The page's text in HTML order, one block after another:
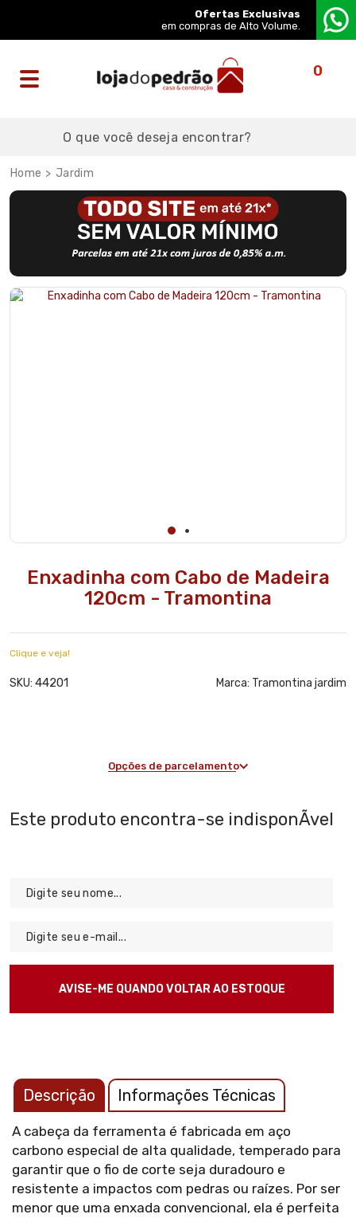
Ofertas Exclusivas
em compras de Alto Volume.
0
Jardim
Enxadinha com Cabo de Madeira
120cm - Tramontina
Clique e veja!
SKU: 44201 Marca: Tramontina jardim
Opções de parcelamento
Descrição Informações Técnicas
A cabeça da ferramenta é fabricada em aço
carbono especial de alta qualidade, temperado para
garantir que o fio de corte seja duradouro e
resistente a impactos com pedras ou raízes. Por ser
menor que uma enxada convencional, ela é perfeita